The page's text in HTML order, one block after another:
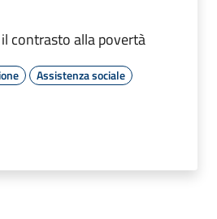
contrasto alla povertà
Assistenza sociale